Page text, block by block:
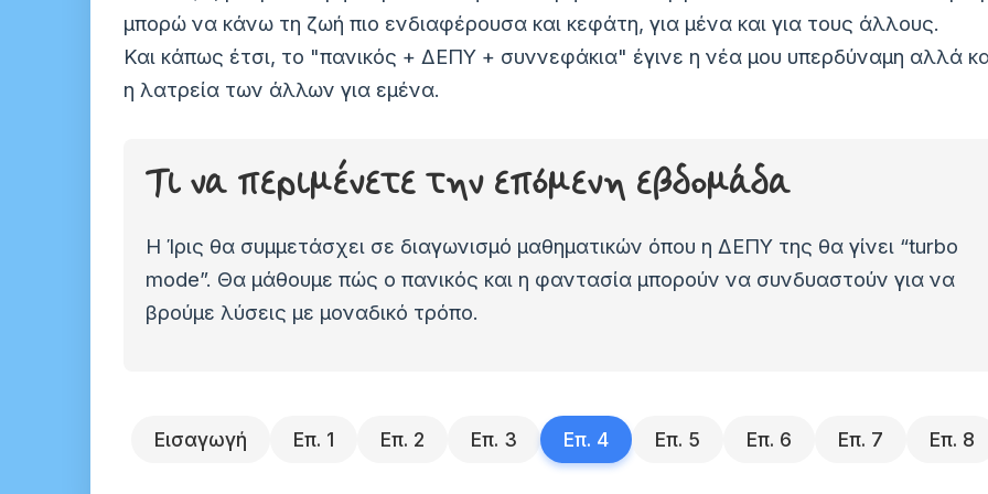
μπορώ να κάνω τη ζωή πιο ενδιαφέρουσα και κεφάτη, για μένα και για τους άλλους.
Και κάπως έτσι, το "πανικός + ΔΕΠΥ + συννεφάκια" έγινε η νέα μου υπερδύναμη αλλά
η λατρεία των άλλων για εμένα.
Τι να περιμένετε την επόμενη εβδομάδα
Η Ίρις θα συμμετάσχει σε διαγωνισμό μαθηματικών όπου η ΔΕΠΥ της θα γίνει “turbo
mode”. Θα μάθουμε πώς ο πανικός και η φαντασία μπορούν να συνδυαστούν για να
βρούμε λύσεις με μοναδικό τρόπο.
Εισαγωγή Επ. 1 Επ. 2 Επ. 3 Επ. 4 Επ. 5 Επ. 6 Επ. 7 Επ. 8